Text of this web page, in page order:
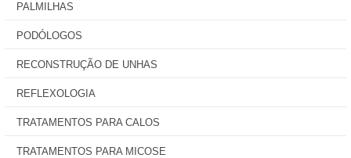
PALMILHAS
PODÓLOGOS
RECONSTRUÇÃO DE UNHAS
REFLEXOLOGIA
TRATAMENTOS PARA CALOS
TRATAMENTOS PARA MICOSE